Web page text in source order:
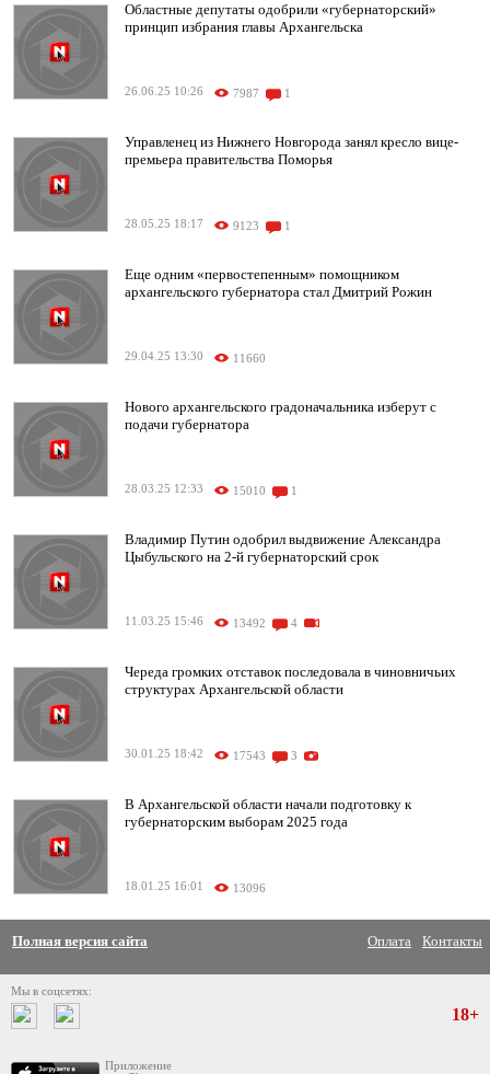
Областные депутаты одобрили «губернаторский»
принцип избрания главы Архангельска
26.06.25 10:26 7987 1
Управленец из Нижнего Новгорода занял кресло вице-
премьера правительства Поморья
28.05.25 18:17 9123 1
Еще одним «первостепенным» помощником
архангельского губернатора стал Дмитрий Рожин
29.04.25 13:30 11660
Нового архангельского градоначальника изберут с
подачи губернатора
28.03.25 12:33 15010 1
Владимир Путин одобрил выдвижение Александра
Цыбульского на 2-й губернаторский срок
11.03.25 15:46 13492 4
Череда громких отставок последовала в чиновничьих
структурах Архангельской области
30.01.25 18:42 17543 3
В Архангельской области начали подготовку к
губернаторским выборам 2025 года
18.01.25 16:01 13096
Полная версия сайта Оплата Контакты
Мы в соцсетях:
Приложение
18+